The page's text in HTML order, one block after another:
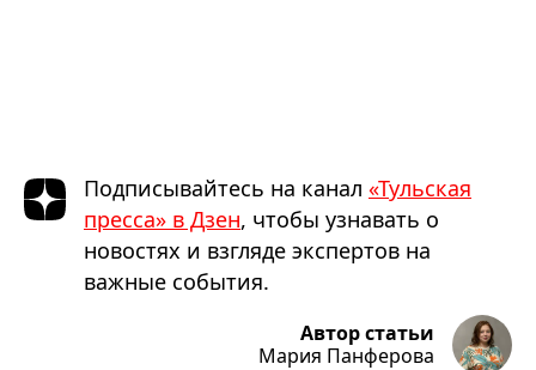
Подписывайтесь на канал «Тульская
пресса» в Дзен, чтобы узнавать о
новостях и взгляде экспертов на
важные события.
Автор статьи
Мария Панферова